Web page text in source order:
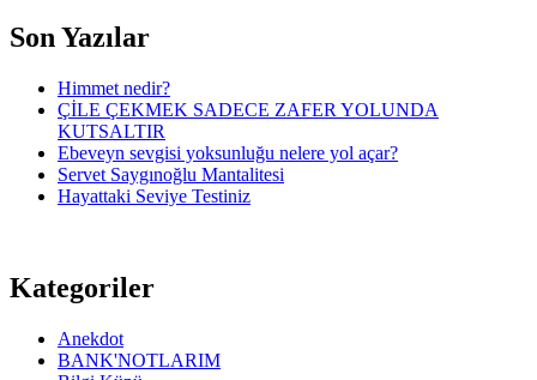
Son Yazılar
Himmet nedir?
ÇİLE ÇEKMEK SADECE ZAFER YOLUNDA
KUTSALTIR
Ebeveyn sevgisi yoksunluğu nelere yol açar?
Servet Saygınoğlu Mantalitesi
Hayattaki Seviye Testiniz
Kategoriler
Anekdot
BANK'NOTLARIM